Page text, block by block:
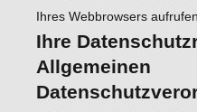
Ihres Webbrowsers aufrufen.
Ihre
Allgemeinen